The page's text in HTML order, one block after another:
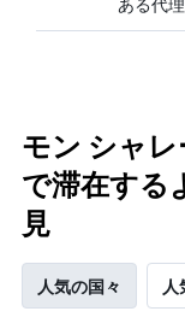
モン シャ
で滞在する
見
人気の国々 人